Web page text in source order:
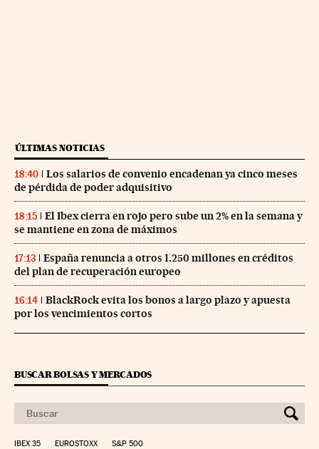
ÚLTIMAS NOTICIAS
18:40
Los salarios de convenio encadenan ya cinco meses
de pérdida de poder adquisitivo
18:15
El Ibex cierra en rojo pero sube un 2% en la semana y
se mantiene en zona de máximos
17:13
España renuncia a otros 1.250 millones en créditos
del plan de recuperación europeo
16:14
BlackRock evita los bonos a largo plazo y apuesta
por los vencimientos cortos
BUSCAR BOLSAS Y MERCADOS
IBEX 35 EUROSTOXX S&P 500